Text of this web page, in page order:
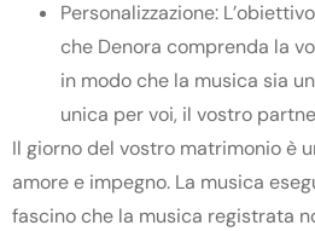
Personalizzazione:
che Denora comprenda la
in modo che la musica sia
unica per voi, il vostro
Il giorno del vostro matrimonio è
amore e impegno. La musica
fascino che la musica registrata